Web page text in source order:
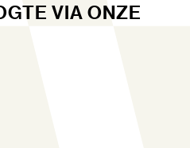
VIA ONZE